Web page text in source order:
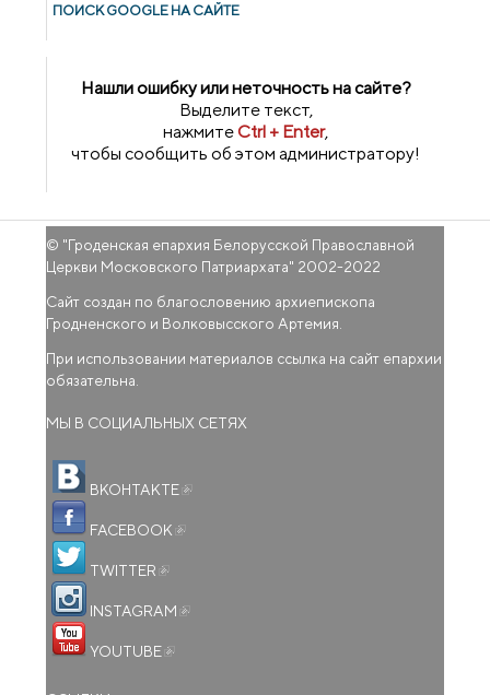
ПОИСК GOОGLE НА САЙТЕ
Нашли ошибку или неточность на сайте?
Выделите текст,
нажмитеCtrl + Enter,
чтобы сообщить об этом администратору!
© "Гроденская епархия Белорусской Православной
Церкви Московского Патриархата" 2002-2022
Сайт создан по благословению архиепископа
Гродненского и Волковысского Артемия.
При использовании материалов ссылка на сайт епархии
обязательна.
МЫ В СОЦИАЛЬНЫХ СЕТЯХ
ВКОНТАКТЕ
FACEBOOK
TWITTER
INSTAGRAM
YOUTUBE